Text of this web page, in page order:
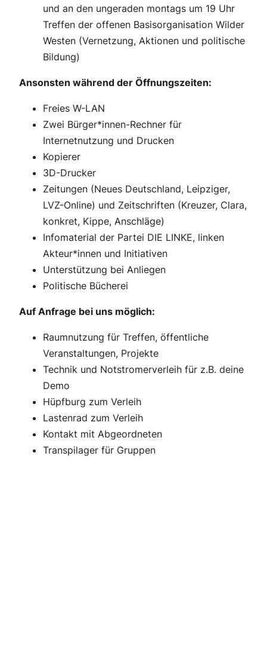
und an den ungeraden montags um 19 Uhr
Treffen der offenen Basisorganisation Wilder
Westen (Vernetzung, Aktionen und politische
Bildung)
Ansonsten während der Öffnungszeiten:
Freies W-LAN
Zwei Bürger*innen-Rechner für
Internetnutzung und Drucken
Kopierer
3D-Drucker
Zeitungen (Neues Deutschland, Leipziger,
LVZ-Online) und Zeitschriften (Kreuzer, Clara,
konkret, Kippe, Anschläge)
Infomaterial der Partei DIE LINKE, linken
Akteur*innen und Initiativen
Unterstützung bei Anliegen
Politische Bücherei
Auf Anfrage bei uns möglich:
Raumnutzung für Treffen, öffentliche
Veranstaltungen, Projekte
Technik und Notstromerverleih für z.B. deine
Demo
Hüpfburg zum Verleih
Lastenrad zum Verleih
Kontakt mit Abgeordneten
Transpilager für Gruppen